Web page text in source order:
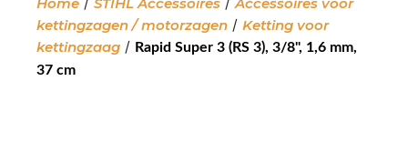
kettingzagen / motorzagen / Ketting voor
kettingzaag / Rapid Super 3 (RS 3), 3/8", 1,6 mm,
37 cm